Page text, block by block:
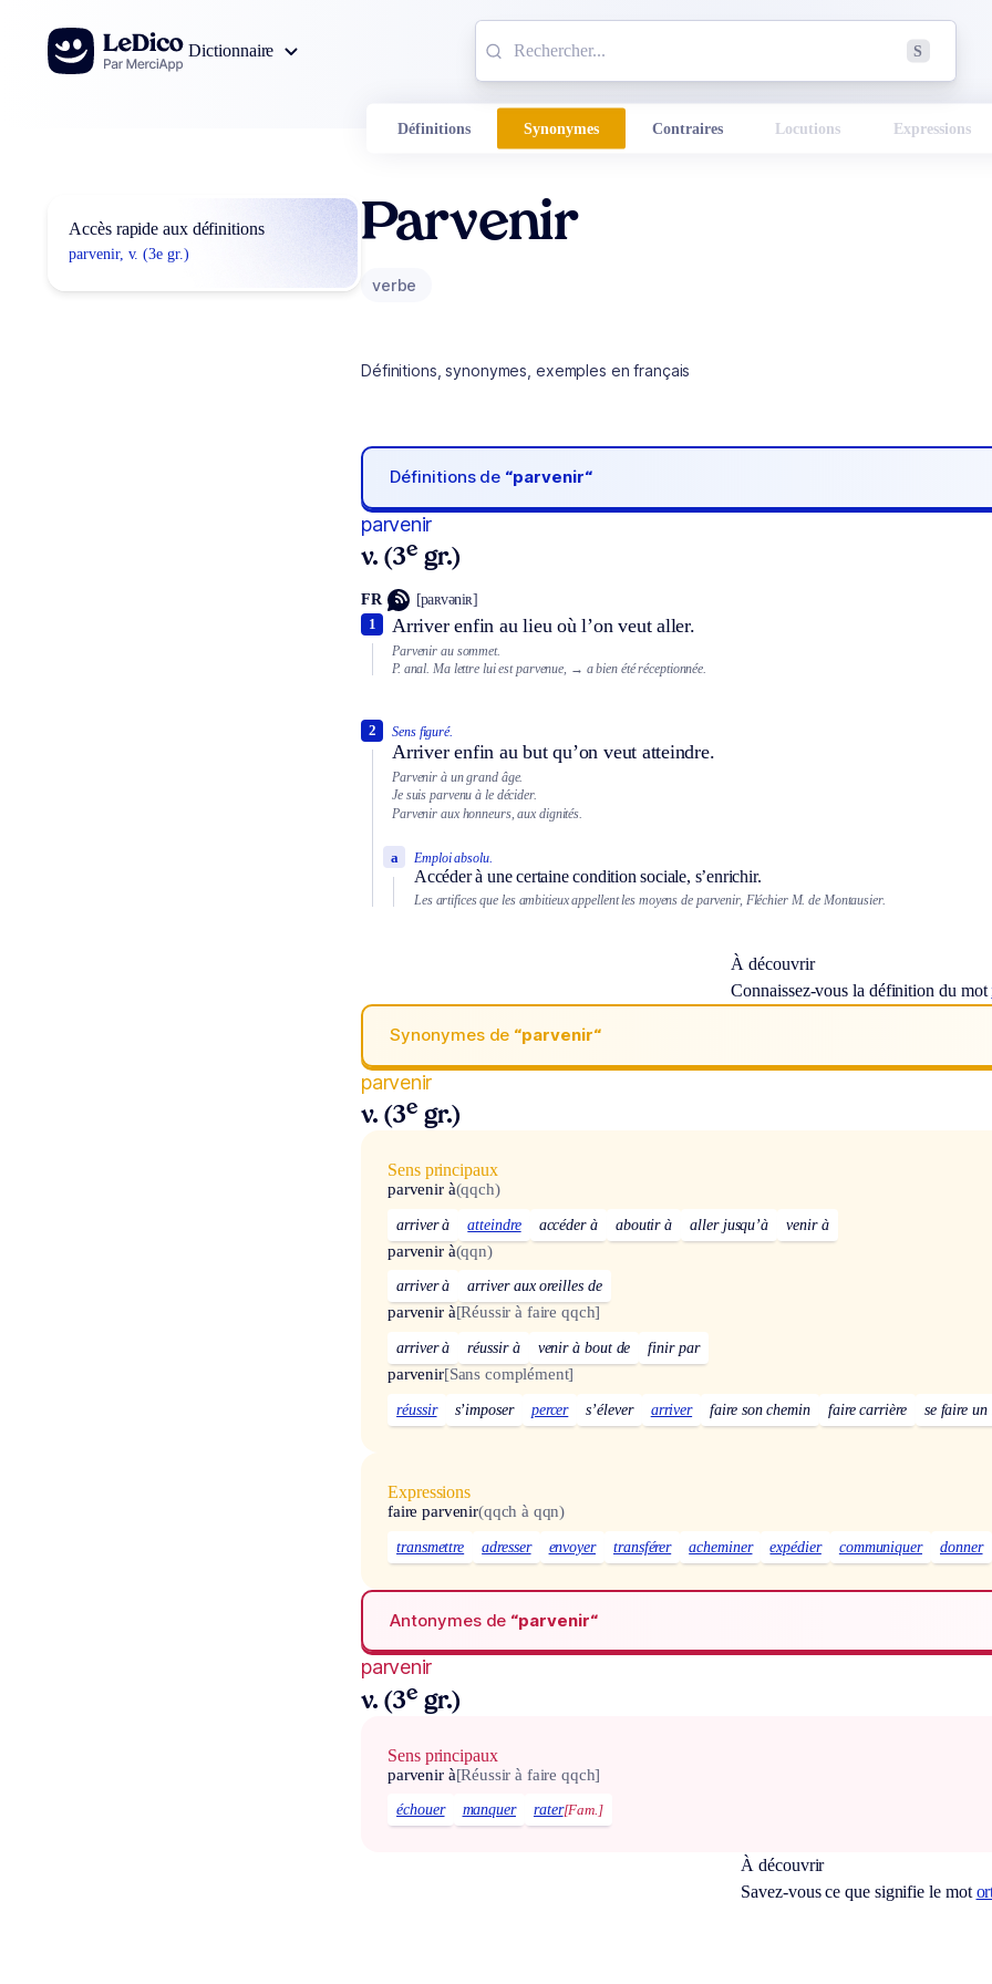
Aller au contenu
Dictionnaire
S
Définitions Synonymes Contraires Locutions Expressions
Accès rapide aux définitions
parvenir, v. (3e gr.)
Parvenir
verbe
Définitions, synonymes, exemples en français
Définitions de “parvenir“
parvenir
v. (3e gr.)
FR [paʀvəniʀ]
Arriver enfin au lieu où l’on veut aller.
1
Parvenir au sommet.
P. anal. Ma lettre lui est parvenue, → a bien été réceptionnée.
Sens figuré.
Arriver enfin au but qu’on veut atteindre.
2
Parvenir à un grand âge.
Je suis parvenu à le décider.
Parvenir aux honneurs, aux dignités.
Emploi absolu.
Accéder à une certaine condition sociale, s’enrichir.
a
Les artifices que les ambitieux appellent les moyens de parvenir, Fléchier M. de Montausier.
À découvrir
Connaissez-vous la définition du mot
Synonymes de “parvenir“
parvenir
v. (3e gr.)
Sens principaux
parvenir à(qqch)
arriver à atteindre accéder à aboutir à aller jusqu’à venir à
parvenir à(qqn)
arriver à arriver aux oreilles de
parvenir à[Réussir à faire qqch]
arriver à réussir à venir à bout de finir par
parvenir[Sans complément]
réussir s’imposer percer s’élever arriver faire son chemin faire carrière se faire un
Expressions
faire parvenir(qqch à qqn)
transmettre adresser envoyer transférer acheminer expédier communiquer donner
Antonymes de “parvenir“
parvenir
v. (3e gr.)
Sens principaux
parvenir à[Réussir à faire qqch]
échouer manquer rater[Fam.]
À découvrir
Savez-vous ce que signifie le mot